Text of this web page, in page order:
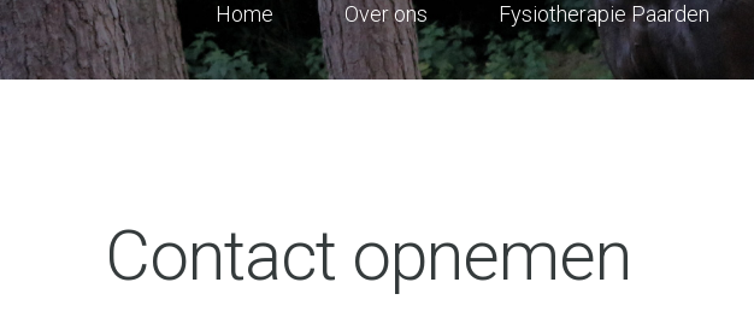
Home Over ons Fysiotherapie Paarden
Contact opnemen